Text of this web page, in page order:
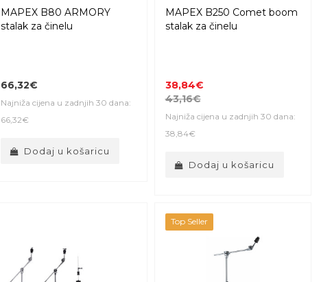
MAPEX B80 ARMORY
stalak za činelu
66,32€
Najniža cijena u zadnjih 30 dana:
66,32€
Dodaj u košaricu
MAPEX B250 Comet boom
stalak za činelu
38,84€
43,16€
Najniža cijena u zadnjih 30 dana:
38,84€
Dodaj u košaricu
Top Seller